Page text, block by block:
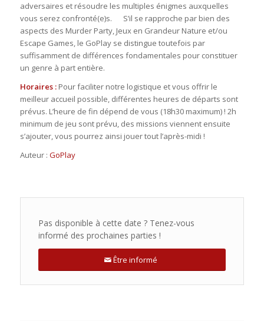
adversaires et résoudre les multiples énigmes auxquelles
vous serez confronté(e)s. S’il se rapproche par bien des
aspects des Murder Party, Jeux en Grandeur Nature et/ou
Escape Games, le GoPlay se distingue toutefois par
suffisamment de différences fondamentales pour constituer
un genre à part entière.
Horaires :Pour faciliter notre logistique et vous offrir le
meilleur accueil possible, différentes heures de départs sont
prévus. L’heure de fin dépend de vous (18h30 maximum) ! 2h
minimum de jeu sont prévu, des missions viennent ensuite
s’ajouter, vous pourrez ainsi jouer tout l’après-midi !
Auteur : GoPlay
Pas disponible à cette date ? Tenez-vous
informé des prochaines parties !
Être informé